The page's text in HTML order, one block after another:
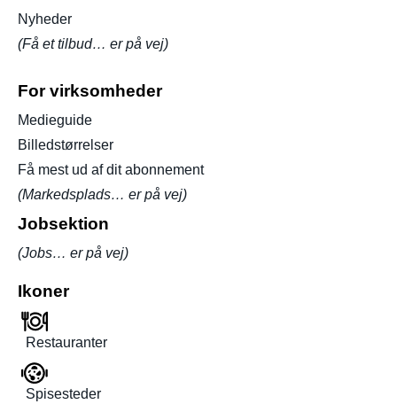
Nyheder
(Få et tilbud… er på vej)
For virksomheder
Medieguide
Billedstørrelser
Få mest ud af dit abonnement
(Markedsplads… er på vej)
Jobsektion
(Jobs… er på vej)
Ikoner
Restauranter
Spisesteder